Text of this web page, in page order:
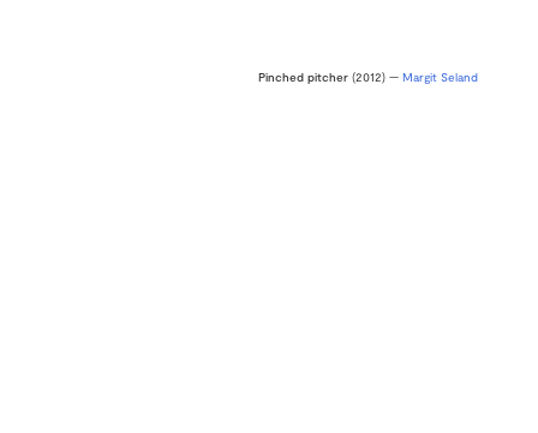
Pinched pitcher (2012) — Margit Seland